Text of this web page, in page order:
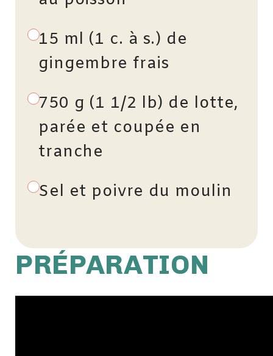
15 ml (1 c. à s.) de
gingembre frais
750 g (1 1/2 lb) de lotte,
parée et coupée en
tranche
Sel et poivre du moulin
PRÉPARATION